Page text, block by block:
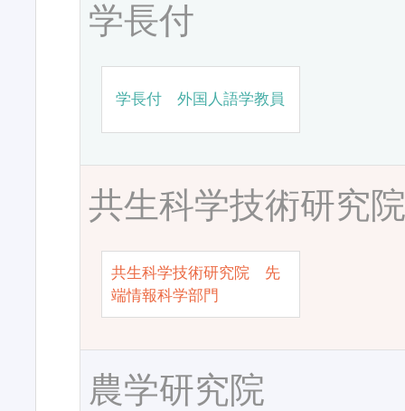
学長付
学長付 外国人語学教員
共生科学技術研究
共生科学技術研究院 先
端情報科学部門
農学研究院